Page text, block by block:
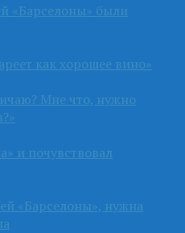
«Барселоны» были
как хорошее вино»
Мне что, нужно
и почувствовал
«Барселоны», нужна